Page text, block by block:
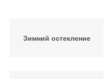
Зимний остекление